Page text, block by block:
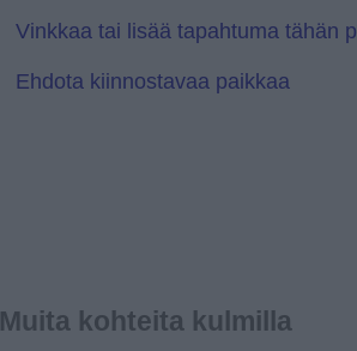
l
e
Vinkkaa tai lisää tapahtuma tähän
Ehdota kiinnostavaa paikkaa
Muita kohteita kulmilla